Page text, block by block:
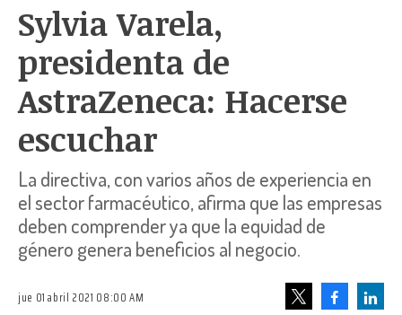
Sylvia Varela,
presidenta de
AstraZeneca: Hacerse
escuchar
La directiva, con varios años de experiencia en
el sector farmacéutico, afirma que las empresas
deben comprender ya que la equidad de
género genera beneficios al negocio.
jue 01 abril 2021 08:00 AM Facebook